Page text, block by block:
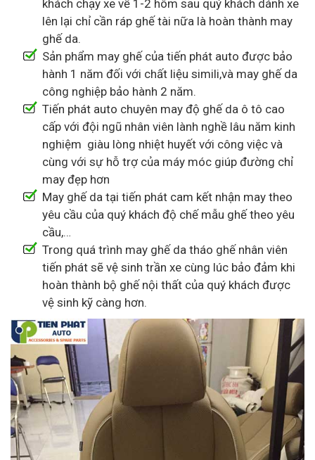
khách chạy xe về 1-2 hôm sau quý khách dánh xe
lên lại chỉ cần ráp ghế tài nữa là hoàn thành may
ghế da.
Sản phẩm may ghế của tiến phát auto được bảo
hành 1 năm đối với chất liệu simili,và may ghế da
công nghiệp bảo hành 2 năm.
Tiến phát auto chuyên may độ ghế da ô tô cao
cấp với đội ngũ nhân viên lành nghề lâu năm kinh
nghiệm giàu lòng nhiệt huyết với công việc và
cùng với sự hỗ trợ của máy móc giúp đường chỉ
may đẹp hơn
May ghế da tại tiến phát cam kết nhận may theo
yêu cầu của quý khách độ chế mẫu ghế theo yêu
cầu,…
Trong quá trình may ghế da tháo ghế nhân viên
tiến phát sẽ vệ sinh trần xe cùng lúc bảo đảm khi
hoàn thành bộ ghế nội thất của quý khách được
vệ sinh kỹ càng hơn.